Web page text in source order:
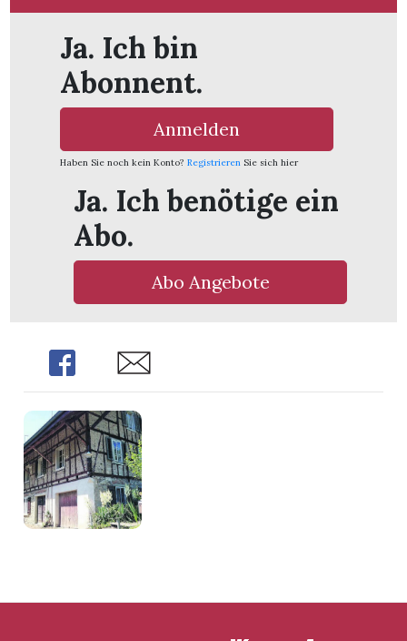
Ja. Ich bin
Abonnent.
Anmelden
Haben Sie noch kein Konto? Registrieren Sie sich hier
Ja. Ich benötige ein
Abo.
Abo Angebote
Share Share